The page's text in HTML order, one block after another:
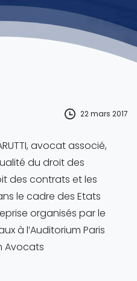
22 mars 2017
avocat associé,
du droit des
des contrats et les
le cadre des Etats
organisés par le
à l’Auditorium Paris
Avocats